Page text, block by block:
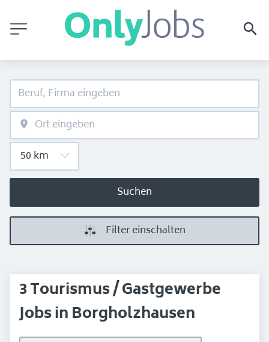
Suchen
Filter einschalten
3 Tourismus / Gastgewerbe
Jobs in Borgholzhausen